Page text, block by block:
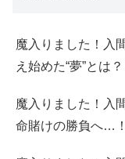
魔入りました！入
え始めた“夢”とは？
魔入りました！入
命賭けの勝負へ…！